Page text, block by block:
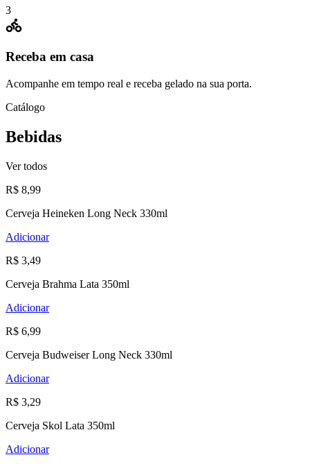
3
Receba em casa
Acompanhe em tempo real e receba gelado na sua porta.
Catálogo
Bebidas
Ver todos
R$ 8,99
Cerveja Heineken Long Neck 330ml
Adicionar
R$ 3,49
Cerveja Brahma Lata 350ml
Adicionar
R$ 6,99
Cerveja Budweiser Long Neck 330ml
Adicionar
R$ 3,29
Cerveja Skol Lata 350ml
Adicionar